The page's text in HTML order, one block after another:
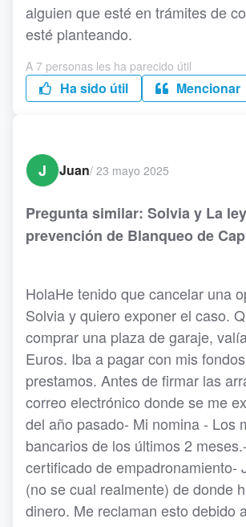
alguien que esté en trámites de
esté planteando.
A 7 personas les ha parecido útil
Ha sido útil Mencionar
J
Juan/ 23 mayo 2025
Pregunta similar: Solvia y La
prevención de Blanqueo de
HolaHe tenido que cancelar una
Solvia y quiero exponer el caso.
comprar una plaza de garaje,
Euros. Iba a pagar con mis
prestamos. Antes de firmar las
correo electrónico donde se me
del año pasado- Mi nomina - Los
bancarios de los últimos 2
certificado de empadronamiento-
(no se cual realmente) de donde
dinero. Me reclaman esto debido